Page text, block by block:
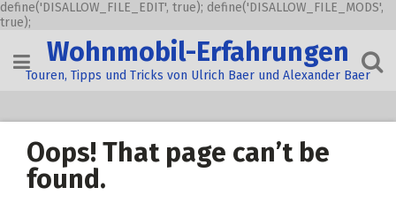
define('DISALLOW_FILE_EDIT', true); define('DISALLOW_FILE_MODS',
true);
content
Wohnmobil-Erfahrungen
Touren, Tipps und Tricks von Ulrich Baer und Alexander Baer
Oops! That page can’t be
found.